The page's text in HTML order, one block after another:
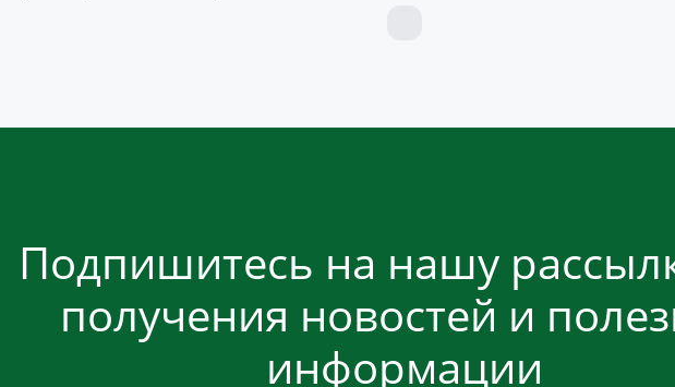
Подпишитесь на нашу
получения новостей и
информации